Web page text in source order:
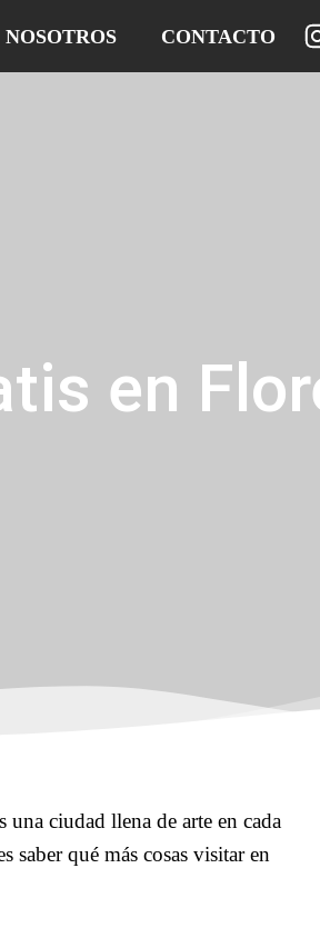
NOSOTROS CONTACTO
en
ciudad llena de arte en cada
saber qué más cosas visitar en